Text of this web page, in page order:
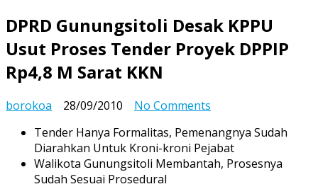
DPRD Gunungsitoli Desak KPPU
Usut Proses Tender Proyek DPPIP
Rp4,8 M Sarat KKN
borokoa 28/09/2010 No Comments
Gunungsitoli
Desak
KPPU
Tender Hanya Formalitas, Pemenangnya Sudah
Diarahkan Untuk Kroni-kroni Pejabat
Walikota Gunungsitoli Membantah, Prosesnya
Sudah Sesuai Prosedural